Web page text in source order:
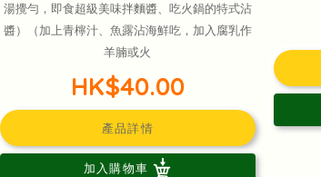
湯攪勻，即食超級美味拌麵醬、吃火鍋的特式沾
醬）（加上青檸汁、魚露沾海鮮吃，加入腐乳作
羊腩或火
HK$40.00
產品詳情
加入購物車